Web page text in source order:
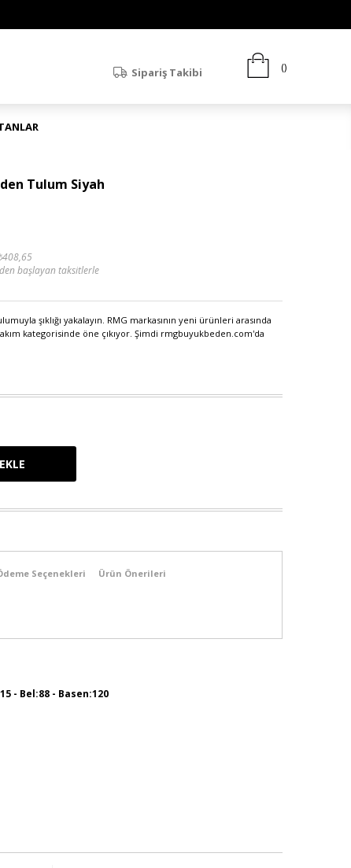
Sipariş Takibi
Tulum Siyah
başlayan taksitlerle
şıklığı yakalayın. RMG markasının yeni ürünleri arasında
kategorisinde öne çıkıyor. Şimdi rmgbuyukbeden.com'da
Seçenekleri Ürün Önerileri
- Bel:88 - Basen:120